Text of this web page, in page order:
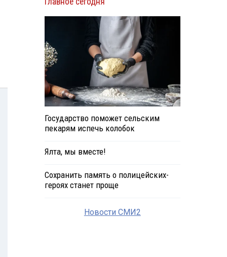
Государство поможет сельским
пекарям испечь колобок
Ялта, мы вместе!
Сохранить память о полицейских-
героях станет проще
Новости СМИ2